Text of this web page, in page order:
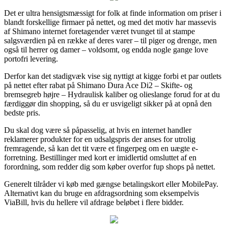
Det er ultra hensigtsmæssigt for folk at finde information om priser i
blandt forskellige firmaer på nettet, og med det motiv har massevis
af Shimano internet foretagender været tvunget til at stampe
salgsværdien på en række af deres varer – til piger og drenge, men
også til herrer og damer – voldsomt, og endda nogle gange love
portofri levering.
Derfor kan det stadigvæk vise sig nyttigt at kigge forbi et par outlets
på nettet efter rabat på Shimano Dura Ace Di2 – Skifte- og
bremsegreb højre – Hydraulisk kaliber og olieslange forud for at du
færdiggør din shopping, så du er usvigeligt sikker på at opnå den
bedste pris.
Du skal dog være så påpasselig, at hvis en internet handler
reklamerer produkter for en udsalgspris der anses for utrolig
fremragende, så kan det tit være et fingerpeg om en uægte e-
forretning. Bestillinger med kort er imidlertid omsluttet af en
forordning, som redder dig som køber overfor fup shops på nettet.
Generelt tilråder vi køb med gængse betalingskort eller MobilePay.
Alternativt kan du bruge en afdragsordning som eksempelvis
ViaBill, hvis du hellere vil afdrage beløbet i flere bidder.